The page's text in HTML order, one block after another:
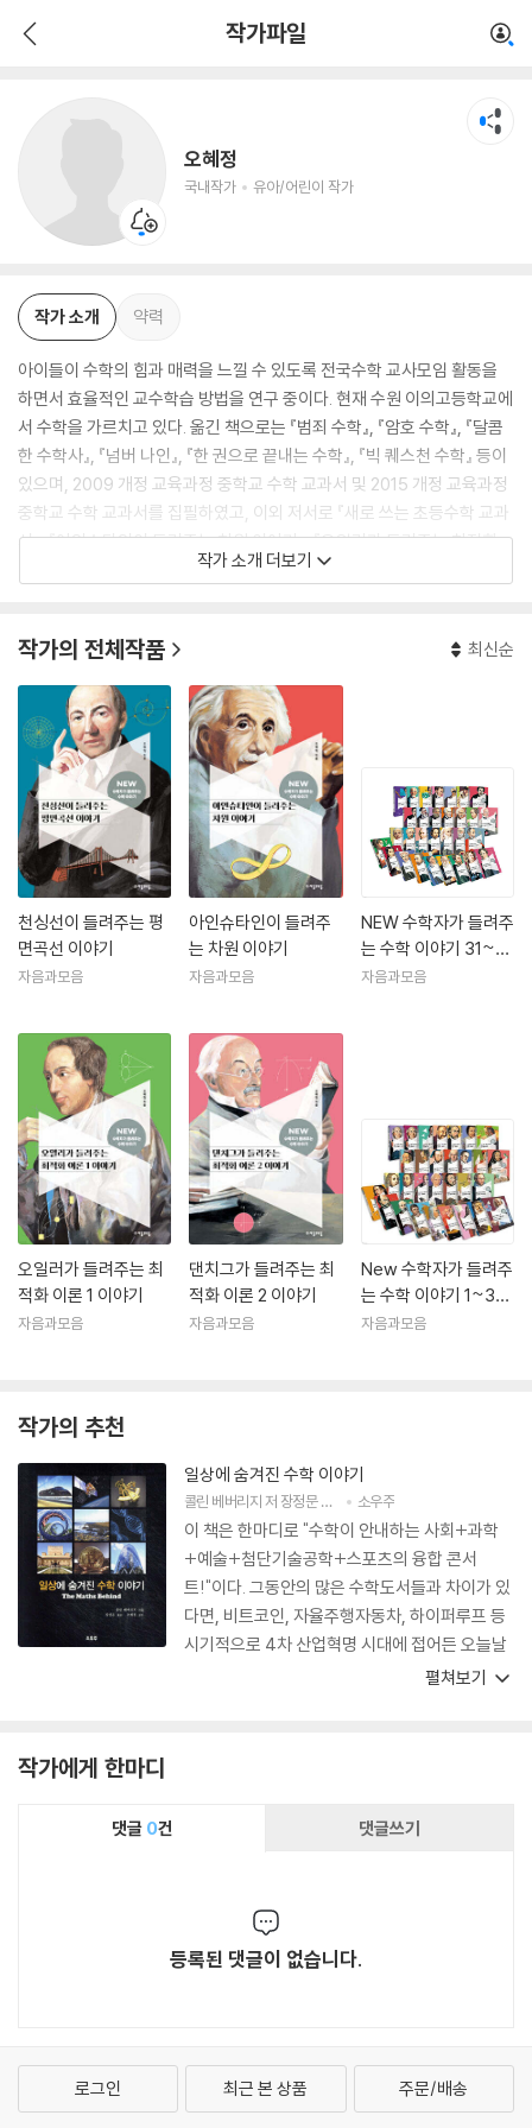
작가파일
오혜정
국내작가 유아/어린이 작가
유아/어린이 작가
작가 소개 약력
아이들이 수학의 힘과 매력을 느낄 수 있도록 전국수학 교사모임 활동을
하면서 효율적인 교수학습 방법을 연구 중이다. 현재 수원 이의고등학교에
서 수학을 가르치고 있다. 옮긴 책으로는 『범죄 수학』, 『암호 수학』, 『달콤
한 수학사』, 『넘버 나인』, 『한 권으로 끝내는 수학』, 『빅 퀘스천 수학』 등이
있으며, 2009 개정 교육과정 중학교 수학 교과서 및 2015 개정 교육과정
중학교 수학 교과서를 집필하였고, 이외 저서로 『새로 쓰는 초등수학 교과
서』, 『아인슈타인이 들려주는 차원 이야기』, 『오일러가 들려주는 최적화
이론 이야기』, 『수학 언어로 문화재를 읽다』, 『수학 언어로 건축를 읽다』
작가 소개 더보기
작가의 전체작품 최신순
천싱선이 들려주는 평
면곡선 이야기
자음과모음
아인슈타인이 들려주
는 차원 이야기
자음과모음
NEW 수학자가 들려주
는 수학 이야기 31~6
0권 세트
자음과모음
오일러가 들려주는 최
적화 이론 1 이야기
자음과모음
댄치그가 들려주는 최
적화 이론 2 이야기
자음과모음
New 수학자가 들려주
는 수학 이야기 1~30
세트
자음과모음
작가의 추천
일상에 숨겨진 수학 이야기
콜린 베버리지저 장정문역 오혜정감수
소우주
이 책은 한마디로 "수학이 안내하는 사회+과학
+예술+첨단기술공학+스포츠의 융합 콘서
트!"이다. 그동안의 많은 수학도서들과 차이가 있
다면, 비트코인, 자율주행자동차, 하이퍼루프 등
시기적으로 4차 산업혁명 시대에 접어든 오늘날
의 일상에서 접할 수 있는 다양한 모습을 수학의
안내를 받아 세상을 이해하는 가성비 최고의, 최
적의 수학도서가 아닐까 싶다.
펼쳐보기
작가에게 한마디
댓글 0건 댓글쓰기
등록된 댓글이 없습니다.
로그인 최근 본 상품 주문/배송